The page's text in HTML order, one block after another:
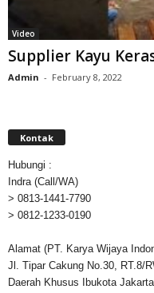
Video
Supplier Kayu
Admin - February 8, 2022
Kontak
Hubungi :
Indra (Call/WA)
> 0813-1441-7790
> 0812-1233-0190
Alamat (PT. Karya Wijaya
Jl. Tipar Cakung No.30, RT.8/
Daerah Khusus Ibukota